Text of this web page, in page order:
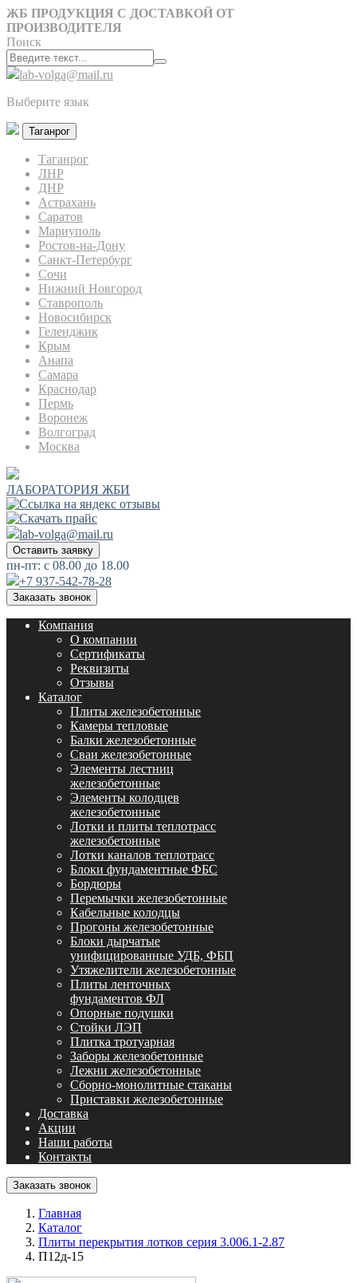
ЖБ ПРОДУКЦИЯ С ДОСТАВКОЙ ОТ
ПРОИЗВОДИТЕЛЯ
Поиск
lab-volga@mail.ru
Выберите язык
Таганрог
Таганрог
ЛНР
ДНР
Астрахань
Саратов
Мариуполь
Ростов-на-Дону
Санкт-Петербург
Сочи
Нижний Новгород
Ставрополь
Новосибирск
Геленджик
Крым
Анапа
Самара
Краснодар
Пермь
Воронеж
Волгоград
Москва
ЛАБОРАТОРИЯ ЖБИ
lab-volga@mail.ru
Оставить заявку
пн-пт: с 08.00 до 18.00
+7 937-542-78-28
Заказать звонок
Компания
О компании
Сертификаты
Реквизиты
Отзывы
Каталог
Плиты железобетонные
Камеры тепловые
Балки железобетонные
Сваи железобетонные
Элементы лестниц
железобетонные
Элементы колодцев
железобетонные
Лотки и плиты теплотрасс
железобетонные
Лотки каналов теплотрасс
Блоки фундаментные ФБС
Бордюры
Перемычки железобетонные
Кабельные колодцы
Прогоны железобетонные
Блоки дырчатые
унифицированные УДБ, ФБП
Утяжелители железобетонные
Плиты ленточных
фундаментов ФЛ
Опорные подушки
Стойки ЛЭП
Плитка тротуарная
Заборы железобетонные
Лежни железобетонные
Сборно-монолитные стаканы
Приставки железобетонные
Доставка
Акции
Наши работы
Контакты
Заказать звонок
Главная
Каталог
Плиты перекрытия лотков серия 3.006.1-2.87
П12д-15